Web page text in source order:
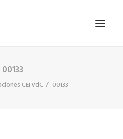
00133
CEI VdC 00133